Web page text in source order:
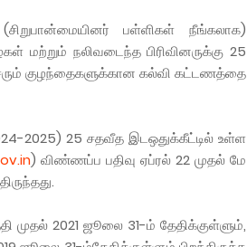
பள்ளிகள் நீங்கலாக)
மற்றும் நலிவடைந்த பிரிவினருக்கு 25
குழந்தைகளுக்கான கல்வி கட்டணத்தை
2025) 25 சதவீத இடஒதுக்கீட்டில் உள்ள
) விண்ணப்ப பதிவு ஏப்ரல் 22 முதல் மே
முதல் 2021 ஜூலை 31-ம் தேதிக்குள்ளும்,